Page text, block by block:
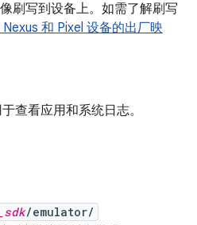
刷写到设备上。如需了解刷写
和 Pixel 设备的出厂映
查看应用和系统日志。
/emulator/